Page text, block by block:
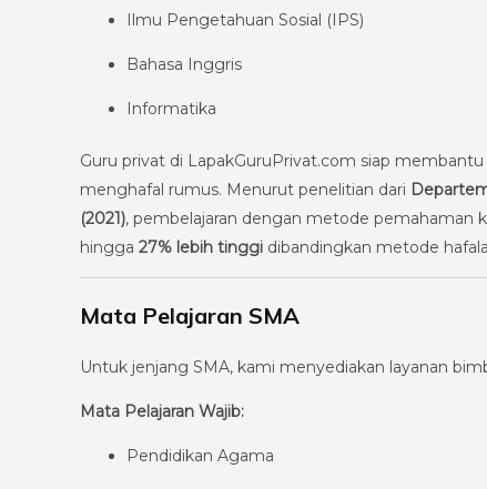
Ilmu Pengetahuan Sosial (IPS)
Bahasa Inggris
Informatika
Guru privat di LapakGuruPrivat.com siap
menghafal rumus. Menurut penelitian dari
(2021), pembelajaran dengan metode pemahaman
hingga 27% lebih tinggi dibandingkan metode
Mata Pelajaran SMA
Untuk jenjang SMA, kami menyediakan layanan
Mata Pelajaran Wajib:
Pendidikan Agama